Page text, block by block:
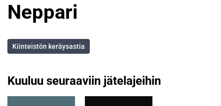
Neppari
Kiinteistön keräysastia
Kuuluu seuraaviin jätelajeihin